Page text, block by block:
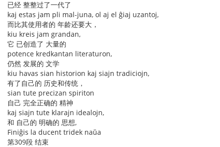
已经 整整过了一代了
kaj estas jam pli mal-juna, ol aj el ĝiaj uzantoj,
而比其使用者的 年龄还要大，
kiu kreis jam grandan,
它 已创造了 大量的
potence kredkantan literaturon,
仍然 发展的 文学
kiu havas sian historion kaj siajn tradiciojn,
有了自己的 历史和传统，
sian tute precizan spiriton
自己 完全正确的 精神
kaj siajn tute klarajn idealojn,
和 自己的 明确的 思想,
Finiĝis la ducent tridek naŭa
第309段 结束